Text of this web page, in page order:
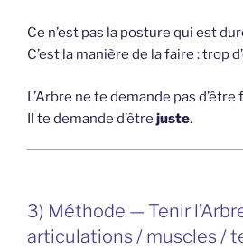
Ce n’est pas la posture qui est
C’est la manière de la faire : trop
L’Arbre ne te demande pas d’être
Il te demande d’être juste.
3) Méthode — Tenir
articulations / muscles /